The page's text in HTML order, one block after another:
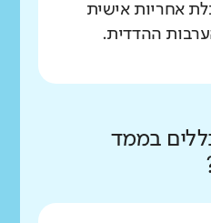
אחריות אישית
ההדדית.
בממד